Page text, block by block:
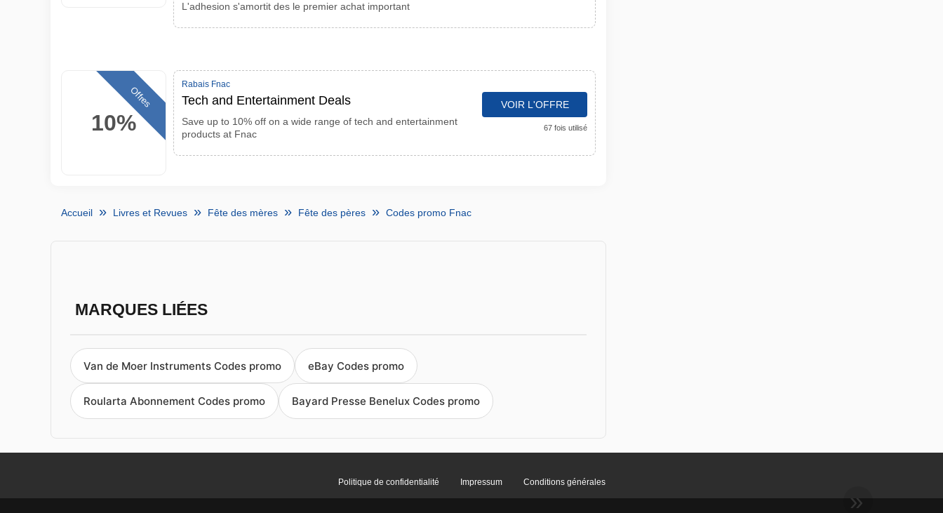
L'adhesion s'amortit des le premier achat important
10%
Offres
Rabais Fnac
Tech and Entertainment Deals
Save up to 10% off on a wide range of tech and entertainment
products at Fnac
VOIR L'OFFRE
67 fois utilisé
Accueil Livres et Revues Fête des mères Fête des pères Codes promo Fnac
MARQUES LIÉES
Van de Moer Instruments Codes promo eBay Codes promo
Roularta Abonnement Codes promo Bayard Presse Benelux Codes promo
Politique de confidentialité Impressum Conditions générales